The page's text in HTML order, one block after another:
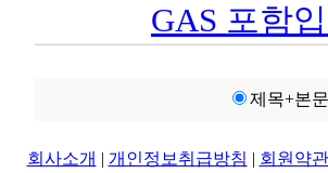
GAS 포함
제목+본문
회사소개 | 개인정보취급방침 | 회원약관